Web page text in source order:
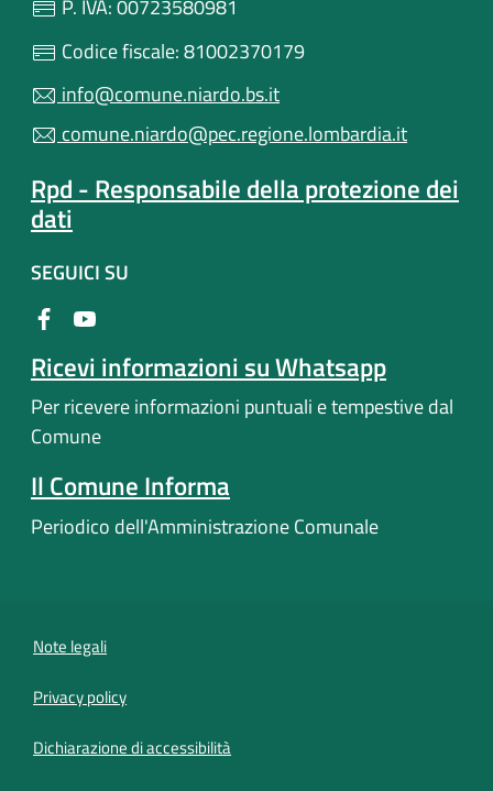
P. IVA: 00723580981
Codice fiscale: 81002370179
info@comune.niardo.bs.it
comune.niardo@pec.regione.lombardia.it
Rpd - Responsabile della protezione dei
dati
SEGUICI SU
Ricevi informazioni su Whatsapp
Per ricevere informazioni puntuali e tempestive dal
Comune
Il Comune Informa
Periodico dell'Amministrazione Comunale
Note legali
Privacy policy
Dichiarazione di accessibilità